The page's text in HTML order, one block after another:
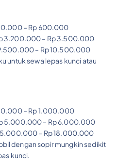
– Rp 600.000
3.200.000 – Rp 3.500.000
– Rp 10.500.000
untuk sewa lepas kunci atau
– Rp 1.000.000
5.000.000 – Rp 6.000.000
– Rp 18.000.000
dengan sopir mungkin sedikit
kunci.